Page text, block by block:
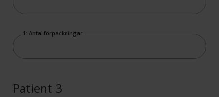
1: Antal förpackningar
Patient 3